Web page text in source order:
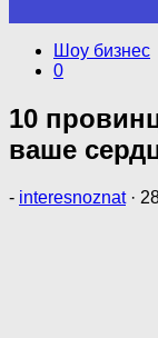
Шоу бизнес
0
10
ваше
- interesnoznat ·